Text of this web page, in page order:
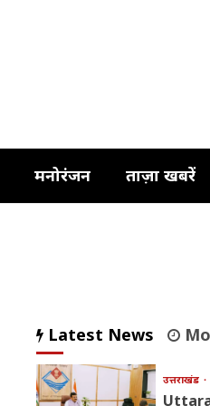
मनोरंजन ताज़ा खबरें
Latest News
उत्तराखंड